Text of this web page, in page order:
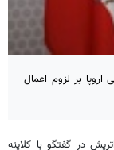
بر لزوم اعمال
در گفتگو با کلاینه